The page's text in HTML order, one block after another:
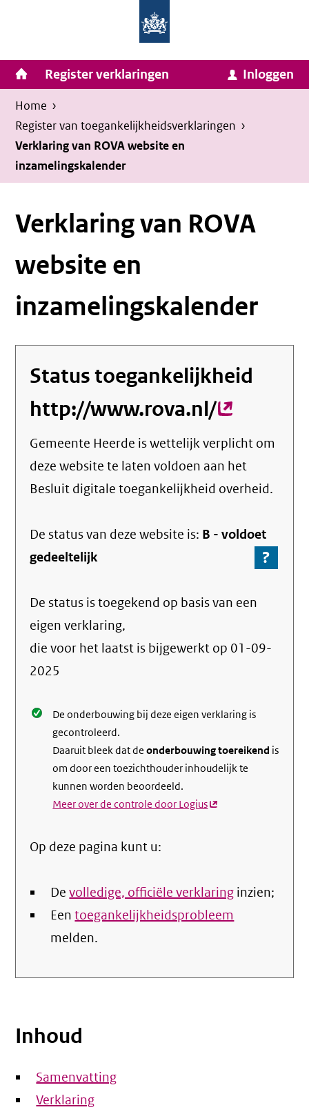
inhoud
van
Zaken
en
Homepage
van
Invulassistent
Toegankelijkheidsverklaring
Toegankelijkheidsverklaring
Hoofdnavigatie
Register verklaringen Inloggen
Kruimelpad
U
bevindt
zich
hier:
Home ›
Register van toegankelijkheids­verklaringen ›
Verklaring van ROVA website en
inzamelingskalender
Verklaring van ROVA
website en
inzamelingskalender
Status toegankelijkheid
http://www.rova.nl/(externe
link)
Gemeente Heerde is wettelijk verplicht om
deze website te laten voldoen aan het
Besluit digitale toegankelijkheid overheid.
De status van dezewebsite is: B -voldoet
gedeeltelijk
?
Ga
over
De status is toegekend op basis van een
eigen verklaring,
die voor het laatst is bijgewerkt op 01-09-
2025
De onderbouwing bij deze eigen verklaring is
gecontroleerd.
Daaruit bleek dat deonderbouwing toereikend is
om door een toezichthouder inhoudelijk te
kunnen worden beoordeeld.
Meer over de controle door Logius(externe
Op deze pagina kunt u:
Devolledige, officiële verklaring inzien;
Eentoegankelijkheidsprobleem
melden.
Inhoud
Samenvatting
Verklaring